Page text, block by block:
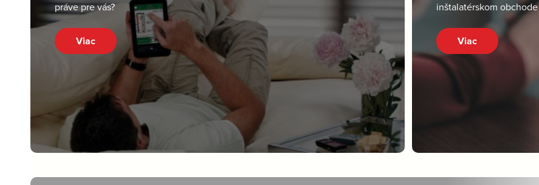
práve pre vás?
Viac
inštalatérskom obchode
Viac